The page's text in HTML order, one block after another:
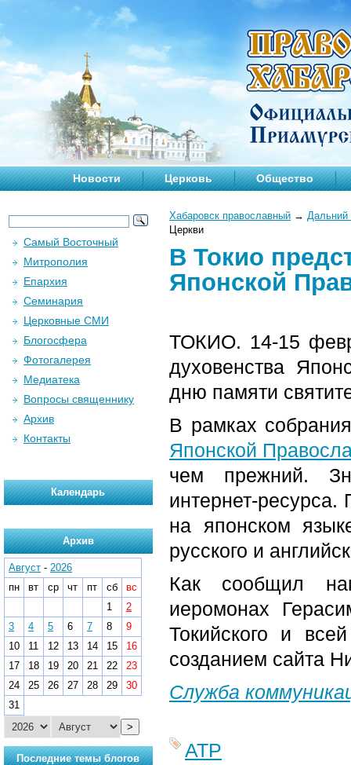
Новости Церковь Общество
Хабаровск православный → Дальний
Церкви
В Токио
Японской
ТОКИО. 14-15
духовенства
дню памяти
В рамках
Японской
чем прежний.
интернет-
на японском
русского и
Как сообщил
иеромонах
Токийского и
созданием сайта
Служба
АТР
Самый Восточный
Митрополия
Епархия
Семинария
Церковные СМИ
Блогосфера
Фотогалерея
Медиатека
Вопросы священнику
Архив
Контакты
Календарь
Архив
Август - 2026
пн
вт ср чт пт сб
вс
1
2
3
4 5 6 7 8
9
10
11 12 13 14 15
16
17
18 19 20 21 22
23
24
25 26 27 28 29
30
31
>
Последние темы блогов